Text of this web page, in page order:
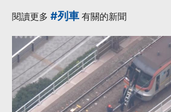
閱讀更多 #列車 有關的新聞